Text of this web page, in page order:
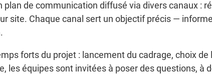
plan de communication diffusé via divers canaux :
site. Chaque canal sert un objectif précis —
forts du projet : lancement du cadrage, choix de
les équipes sont invitées à poser des questions, à